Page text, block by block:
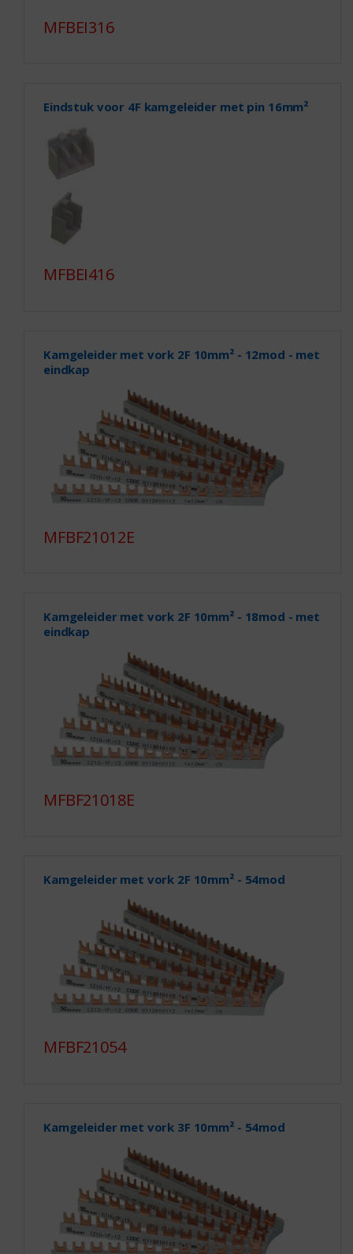
MFBEI316
Eindstuk voor 4F kamgeleider met pin 16mm²
MFBEI416
Kamgeleider met vork 2F 10mm² - 12mod - met
eindkap
MFBF21012E
Kamgeleider met vork 2F 10mm² - 18mod - met
eindkap
MFBF21018E
Kamgeleider met vork 2F 10mm² - 54mod
MFBF21054
Kamgeleider met vork 3F 10mm² - 54mod